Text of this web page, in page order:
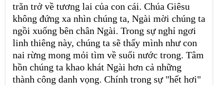
trăn trở về tương lai của con cái. Chúa Giêsu
không đứng xa nhìn chúng ta, Ngài mời chúng ta
ngồi xuống bên chân Ngài. Trong sự nghỉ ngơi
linh thiêng này, chúng ta sẽ thấy mình như con
nai rừng mong mỏi tìm về suối nước trong. Tâm
hồn chúng ta khao khát Ngài hơn cả những
thành công danh vọng. Chính trong sự "hết hơi"